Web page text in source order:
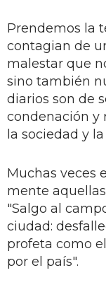
Prendemos la
contagian de
malestar que
sino también
diarios son de
condenación y
la sociedad y
Muchas veces
mente
"Salgo al
ciudad:
profeta como
por el país".